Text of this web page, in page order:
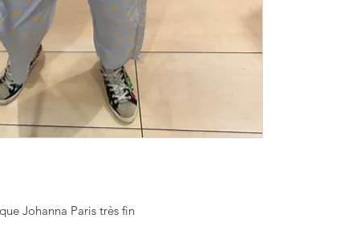
Johanna Paris très fin